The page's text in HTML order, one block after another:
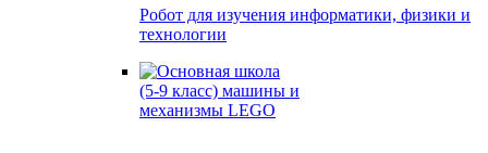
Робот для изучения информатики, физики и
технологии